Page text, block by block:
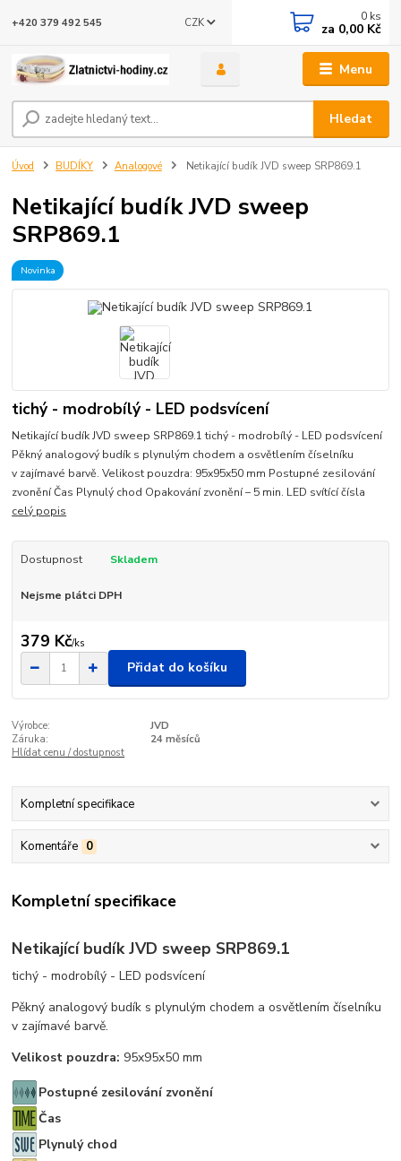
Menu
CZK
Hledat
+420 379 492 545 0 ks
za 0,00 Kč
Úvod BUDÍKY Analogové Netikající budík JVD sweep SRP869.1
Netikající budík JVD sweep
SRP869.1
Novinka
tichý - modrobílý - LED podsvícení
Netikající budík JVD sweep SRP869.1 tichý - modrobílý - LED podsvícení
Pěkný analogový budík s plynulým chodem a osvětlením číselníku
v zajímavé barvě. Velikost pouzdra: 95x95x50 mm Postupné zesilování
zvonění Čas Plynulý chod Opakování zvonění – 5 min. LED svítící čísla
celý popis
Dostupnost Skladem
Nejsme plátci DPH
379 Kč/ks
Přidat do košíku
Výrobce:
JVD
Záruka:
24 měsíců
Hlídat cenu / dostupnost
Kompletní specifikace
Komentáře 0
Kompletní specifikace
Netikající budík JVD sweep SRP869.1
tichý - modrobílý - LED podsvícení
Pěkný analogový budík s plynulým chodem a osvětlením číselníku
v zajímavé barvě.
Velikost pouzdra: 95x95x50 mm
Postupné zesilování zvonění
Čas
Plynulý chod